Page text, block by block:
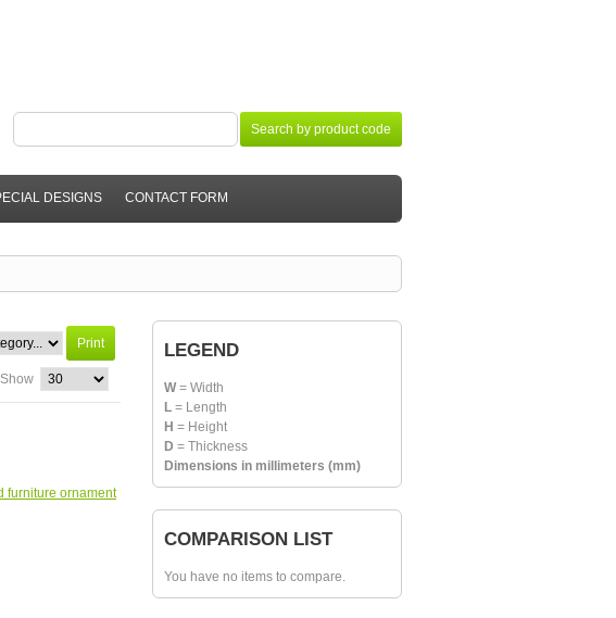
Search by product code
DESIGNS CONTACT FORM
Print
Show
LEGEND
W = Width
L = Length
H = Height
D = Thickness
Dimensions in millimeters (mm)
COMPARISON LIST
You have no items to compare.